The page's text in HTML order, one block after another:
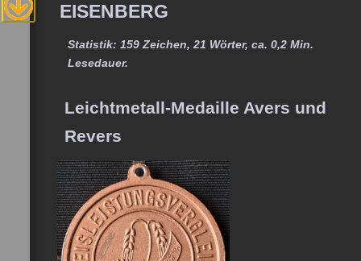
EISENBERG
Statistik: 159 Zeichen, 21 Wörter, ca. 0,2 Min.
Lesedauer.
Leichtmetall-Medaille Avers und
Revers